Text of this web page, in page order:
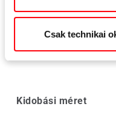
Csak technikai
Kidobási méret